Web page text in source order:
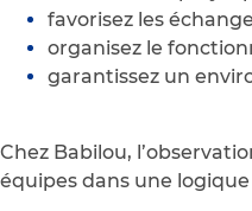
favorisez les
organisez le
garantissez un
Chez Babilou,
équipes dans une